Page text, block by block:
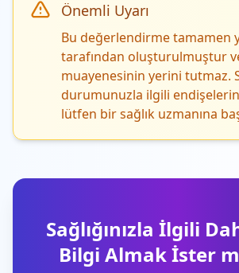
Önemli Uyarı
Bu değerlendirme tamamen
tarafından oluşturulmuştur
muayenesinin yerini tutmaz.
durumunuzla ilgili
lütfen bir sağlık uzmanına
Sağlığınızla İlgili
Bilgi Almak İster